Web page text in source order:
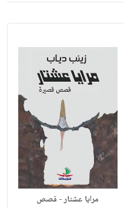
مرايا عشتار - قصص